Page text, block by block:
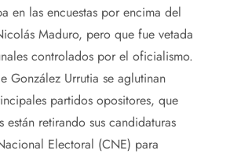
en las encuestas por encima del
Maduro, pero que fue vetada
controlados por el oficialismo.
González Urrutia se aglutinan
partidos opositores, que
están retirando sus candidaturas
Electoral (CNE) para